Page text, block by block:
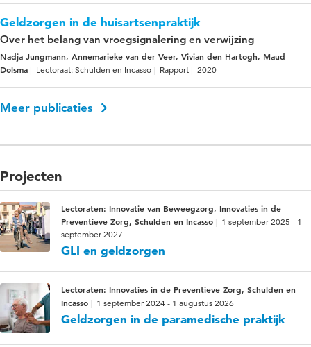
Geldzorgen in de huisartsenpraktijk
Over het belang van vroegsignalering en verwijzing
Nadja Jungmann, Annemarieke van der Veer, Vivian den Hartogh, Maud
Dolsma
Lectoraat: Schulden en Incasso Rapport 2020
Meer publicaties
Projecten
Lectoraten: Innovatie van Beweegzorg, Innovaties in de
Preventieve Zorg, Schulden en Incasso
1 september 2025 - 1
september 2027
GLI en geldzorgen
Lectoraten: Innovaties in de Preventieve Zorg, Schulden en
Incasso
1 september 2024 - 1 augustus 2026
Geldzorgen in de paramedische praktijk